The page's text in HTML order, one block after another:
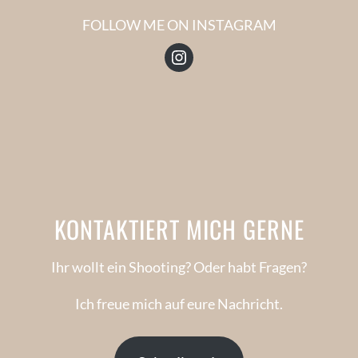
FOLLOW ME ON INSTAGRAM
Instagram
KONTAKTIERT MICH GERNE
Ihr wollt ein Shooting? Oder habt Fragen?
Ich freue mich auf eure Nachricht.